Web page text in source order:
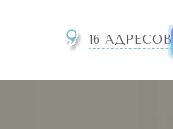
16 АДРЕСОВ